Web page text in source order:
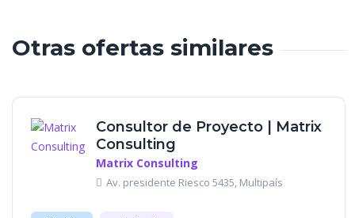
Otras ofertas similares
Consultor de Proyecto | Matrix
Consulting
Matrix Consulting
Av. presidente Riesco 5435, Multipaís